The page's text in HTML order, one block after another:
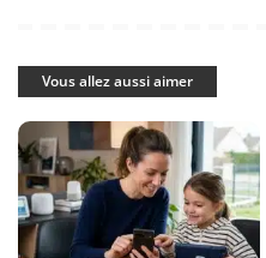
Vous allez aussi aimer